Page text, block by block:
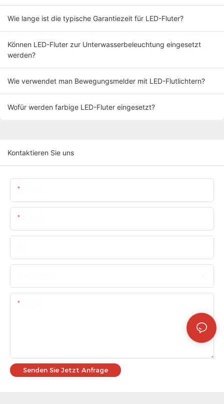
Wie lange ist die typische Garantiezeit für LED-Fluter?
Können LED-Fluter zur Unterwasserbeleuchtung eingesetzt
werden?
Wie verwendet man Bewegungsmelder mit LED-Flutlichtern?
Wofür werden farbige LED-Fluter eingesetzt?
Kontaktieren Sie uns
Senden Sie Jetzt Anfrage